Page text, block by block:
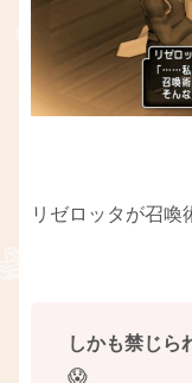
リゼロッタが召喚
しかも禁じら
😱